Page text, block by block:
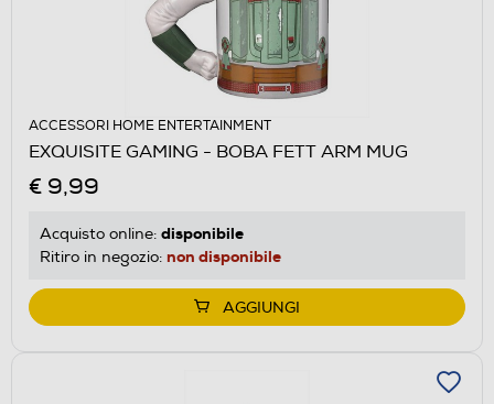
ACCESSORI HOME ENTERTAINMENT
EXQUISITE GAMING - BOBA FETT ARM MUG
€ 9,99
Acquisto online: disponibile
Ritiro in negozio: non disponibile
AGGIUNGI